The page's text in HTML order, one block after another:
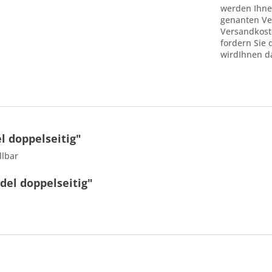
werden
genanten
fordern Sie
wirdIhnen
doppelseitig"
doppelseitig"